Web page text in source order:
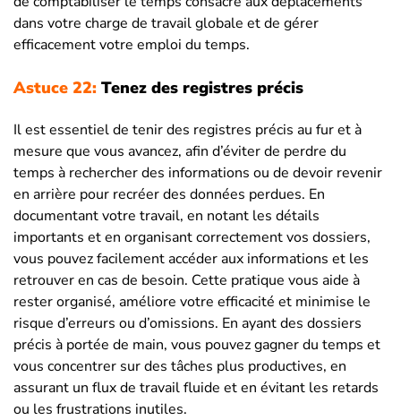
dans votre charge de travail globale et de gérer
efficacement votre emploi du temps.
Astuce 22: Tenez des registres précis
Il est essentiel de tenir des registres précis au fur et à
mesure que vous avancez, afin d’éviter de perdre du
temps à rechercher des informations ou de devoir revenir
en arrière pour recréer des données perdues. En
documentant votre travail, en notant les détails
importants et en organisant correctement vos dossiers,
vous pouvez facilement accéder aux informations et les
retrouver en cas de besoin. Cette pratique vous aide à
rester organisé, améliore votre efficacité et minimise le
risque d’erreurs ou d’omissions. En ayant des dossiers
précis à portée de main, vous pouvez gagner du temps et
vous concentrer sur des tâches plus productives, en
assurant un flux de travail fluide et en évitant les retards
ou les frustrations inutiles.